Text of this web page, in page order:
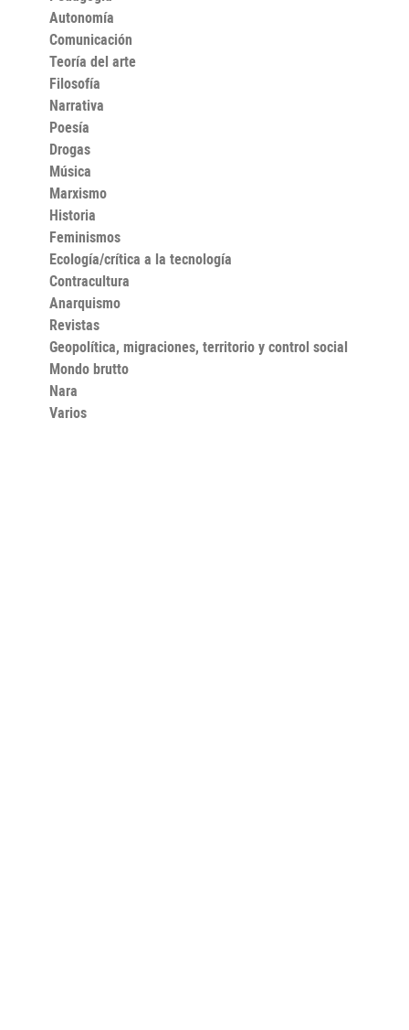
Autonomía
Comunicación
Teoría del arte
Filosofía
Narrativa
Poesía
Drogas
Música
Marxismo
Historia
Feminismos
Ecología/crítica a la tecnología
Contracultura
Anarquismo
Revistas
Geopolítica, migraciones, territorio y control social
Mondo brutto
Nara
Varios